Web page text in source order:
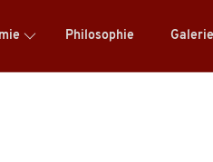
Philosophie Galerie